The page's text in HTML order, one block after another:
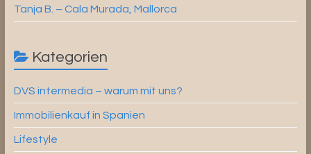
Tanja B. – Cala Murada, Mallorca
Kategorien
DVS intermedia – warum mit uns?
Immobilienkauf in Spanien
Lifestyle